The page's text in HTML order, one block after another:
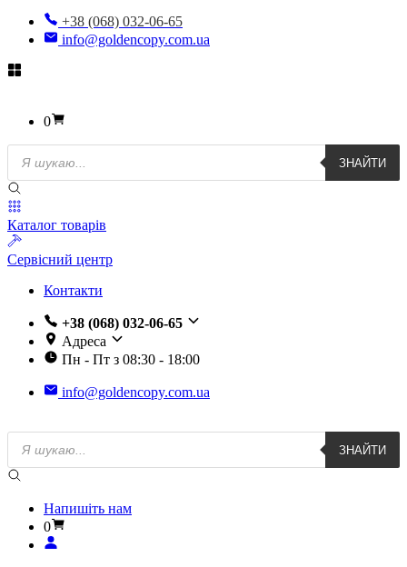
+38 (068) 032-06-65
info@goldencopy.com.ua
0
Пошук
товарів
ЗНАЙТИ
Каталог товарів
Сервісний центр
Контакти
+38 (068) 032-06-65
Адреса
Пн - Пт з 08:30 - 18:00
info@goldencopy.com.ua
Пошук
товарів
ЗНАЙТИ
Напишіть нам
0